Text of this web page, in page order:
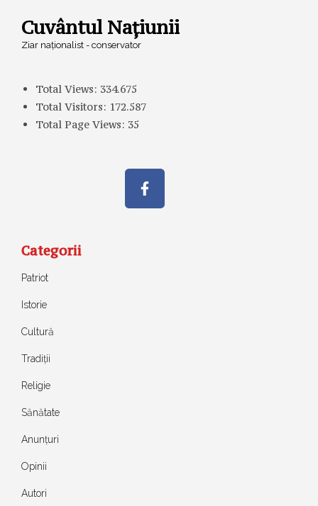
Cuvântul Națiunii
Ziar naționalist - conservator
Total Views: 334.675
Total Visitors: 172.587
Total Page Views: 35
Categorii
Patriot
Istorie
Cultură
Tradiții
Religie
Sănătate
Anunțuri
Opinii
Autori